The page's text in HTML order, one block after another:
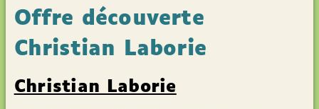
Offre découverte
Christian Laborie
Christian Laborie